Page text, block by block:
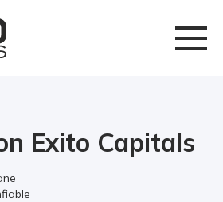
Exito Capitals